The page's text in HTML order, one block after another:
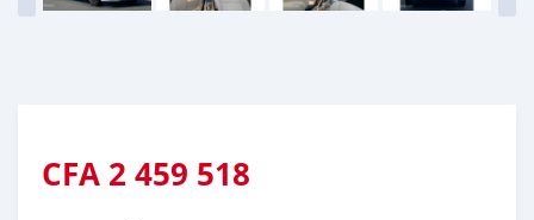
CFA 2 459 518